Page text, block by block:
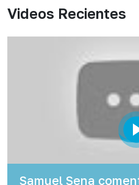
Videos Recientes
Samuel Sena